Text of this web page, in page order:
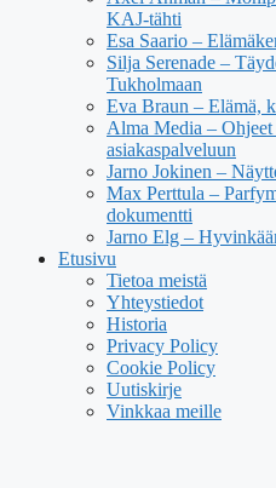
KAJ-tähti
Esa Saario –
Silja Serenade –
Tukholmaan
Eva Braun – Elämä,
Alma Media –
asiakaspalveluun
Jarno Jokinen –
Max Perttula –
dokumentti
Jarno Elg –
Etusivu
Tietoa meistä
Yhteystiedot
Historia
Privacy Policy
Cookie Policy
Uutiskirje
Vinkkaa meille